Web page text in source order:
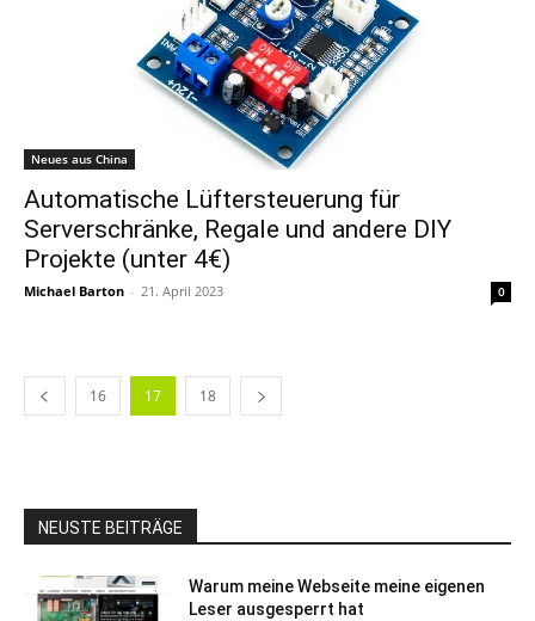
Neues aus China
Automatische Lüftersteuerung für
Serverschränke, Regale und andere DIY
Projekte (unter 4€)
Michael Barton - 21. April 2023 0
16 17 18
NEUSTE BEITRÄGE
Warum meine Webseite meine eigenen
Leser ausgesperrt hat